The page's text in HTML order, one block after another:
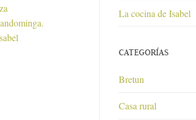
La cocina de Isabel
CATEGORÍAS
Bretun
Casa rural